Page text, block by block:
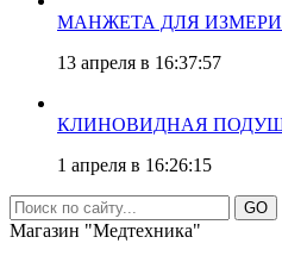
МАНЖЕТА ДЛЯ
13 апреля в 16:37:57
КЛИНОВИДНАЯ
1 апреля в 16:26:15
GO
Магазин "Медтехника"